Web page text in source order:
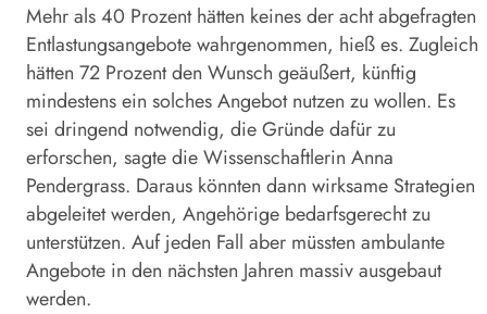
Mehr als 40 Prozent hätten keines der acht abgefragten
Entlastungsangebote wahrgenommen, hieß es. Zugleich
hätten 72 Prozent den Wunsch geäußert, künftig
mindestens ein solches Angebot nutzen zu wollen. Es
sei dringend notwendig, die Gründe dafür zu
erforschen, sagte die Wissenschaftlerin Anna
Pendergrass. Daraus könnten dann wirksame Strategien
abgeleitet werden, Angehörige bedarfsgerecht zu
unterstützen. Auf jeden Fall aber müssten ambulante
Angebote in den nächsten Jahren massiv ausgebaut
werden.